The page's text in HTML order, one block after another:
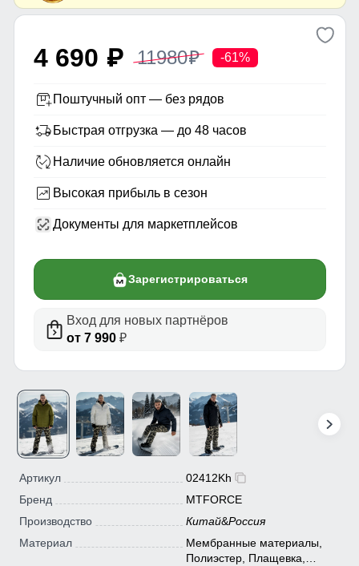
4 690 p 11980p -61%
Поштучный опт — без рядов
Быстрая отгрузка — до 48 часов
Наличие обновляется онлайн
Высокая прибыль в сезон
Документы для маркетплейсов
Зарегистрироваться
Вход для новых партнёров
от 7 990₽
Артикул
02412Kh
Бренд
MTFORCE
Производство
Китай&Россия
Материал
Мембранные материалы,
Полиэстер, Плащевка,